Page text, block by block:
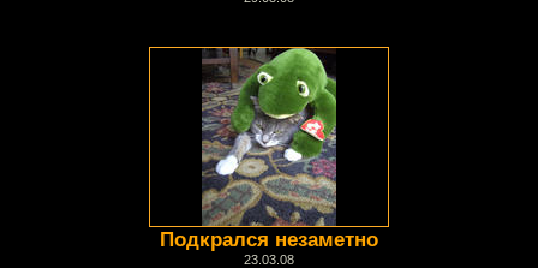
Подкрался незаметно
23.03.08